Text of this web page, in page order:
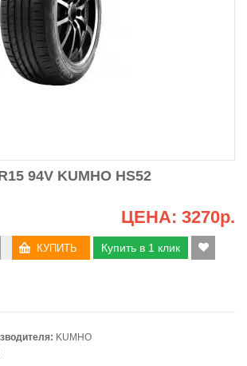
94V KUMHO HS52
ЦЕНА: 3270р.
Купить в 1 клик
KUMHO